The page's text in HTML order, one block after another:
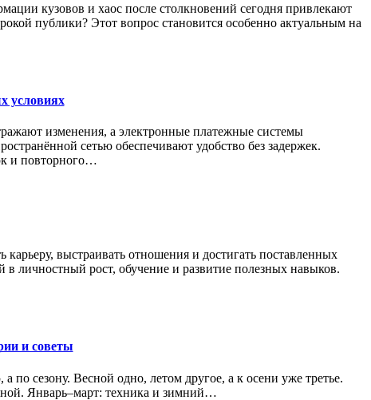
кузовов и хаос после столкновений сегодня привлекают
публики? Этот вопрос становится особенно актуальным на
условиях
изменения, а электронные платежные системы
сетью обеспечивают удобство без задержек.
и повторного…
выстраивать отношения и достигать поставленных
рост, обучение и развитие полезных навыков.
и советы
по сезону. Весной одно, летом другое, а к осени уже третье.
Январь–март: техника и зимний…